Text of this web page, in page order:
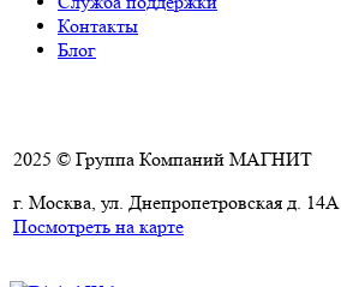
Контакты
Блог
2025 © Группа Компаний МАГНИТ
г. Москва, ул. Днепропетровская д. 14А
Посмотреть на карте